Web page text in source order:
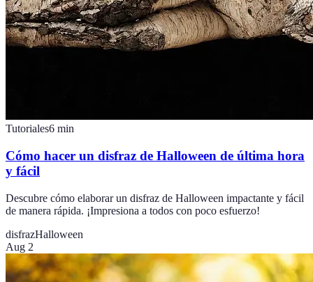
Tutoriales6 min
Cómo hacer un disfraz de Halloween de última hora
y fácil
Descubre cómo elaborar un disfraz de Halloween impactante y fácil
de manera rápida. ¡Impresiona a todos con poco esfuerzo!
disfrazHalloween
Aug 2